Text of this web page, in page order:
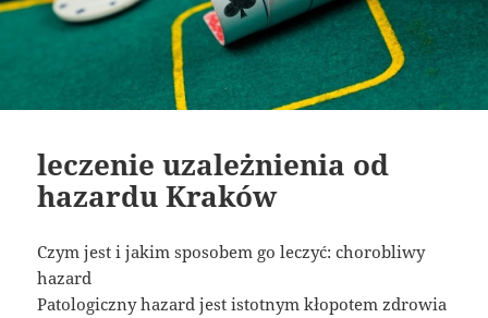
leczenie uzależnienia od
hazardu Kraków
Czym jest i jakim sposobem go leczyć: chorobliwy
hazard
Patologiczny hazard jest istotnym kłopotem zdrowia